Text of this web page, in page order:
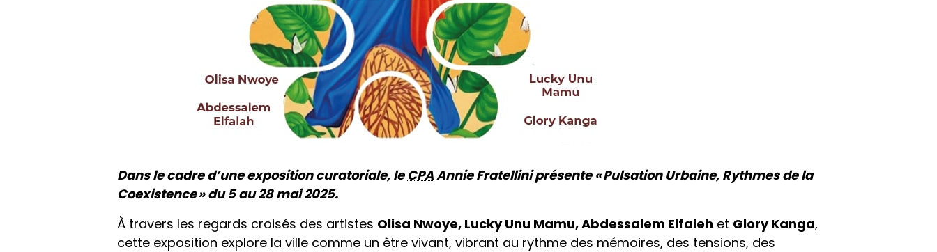
Dans le cadre d’une exposition curatoriale, leCPAAnnie Fratellini présente « Pulsation Urbaine, Rythmes de la
Coexistence » du 5 au 28 mai 2025.
À travers les regards croisés des artistes Olisa Nwoye, Lucky Unu Mamu, Abdessalem Elfaleh et Glory Kanga,
cette exposition explore la ville comme un être vivant, vibrant au rythme des mémoires, des tensions, des